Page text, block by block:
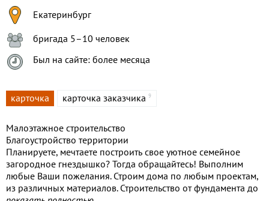
Екатеринбург
бригада 5–10 человек
Был на сайте: более месяца
карточка карточка заказчика 9
Малоэтажное строительство
Благоустройство территории
Планируете, мечтаете построить свое уютное семейное
загородное гнездышко? Тогда обращайтесь! Выполним
любые Ваши пожелания. Строим дома по любым проектам,
из различных материалов. Строительство от фундамента до